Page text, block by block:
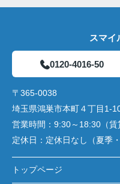
スマイ
0120-4016-50
〒365-0038
埼玉県鴻巣市本町４丁目1-
営業時間： 9:30～18:30（賃
定休日： 定休日なし（夏季
トップページ